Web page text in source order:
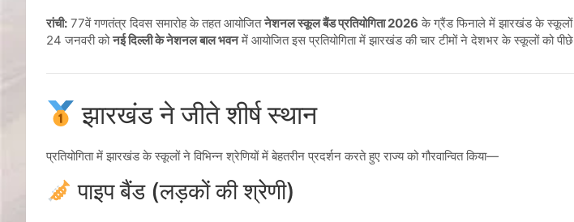
रांची: 77वें गणतंत्र दिवस समारोह के तहत आयोजितनेशनल स्कूल बैंड प्रतियोगिता 2026 के ग्रैंड फिनाले में झारखंड के स्कूलों ने
24 जनवरी कोनई दिल्ली के नेशनल बाल भवनमें आयोजित इस प्रतियोगिता में झारखंड की चार टीमों ने देशभर के स्कूलों को पीछे
झारखंड ने जीते शीर्ष स्थान
प्रतियोगिता में झारखंड के स्कूलों ने विभिन्न श्रेणियों में बेहतरीन प्रदर्शन करते हुए राज्य को गौरवान्वित किया—
पाइप बैंड (लड़कों की श्रेणी)